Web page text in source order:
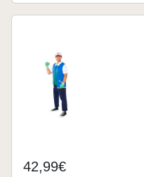
divertidos accesorios
42,99€